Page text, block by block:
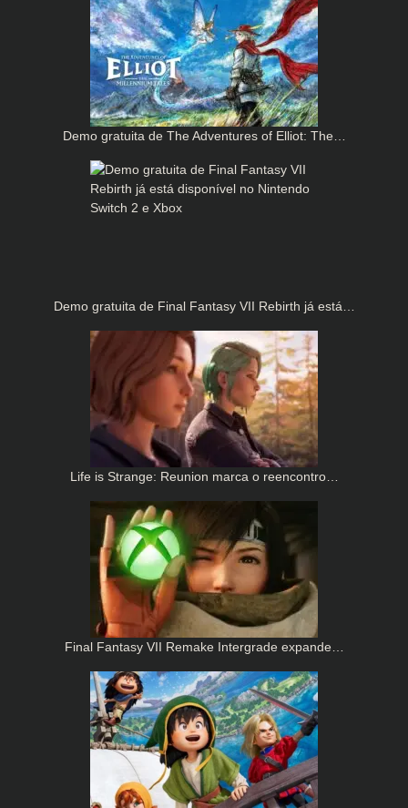
Demo gratuita de The Adventures of Elliot: The…
Demo gratuita de Final Fantasy VII Rebirth já está…
Life is Strange: Reunion marca o reencontro…
Final Fantasy VII Remake Intergrade expande…